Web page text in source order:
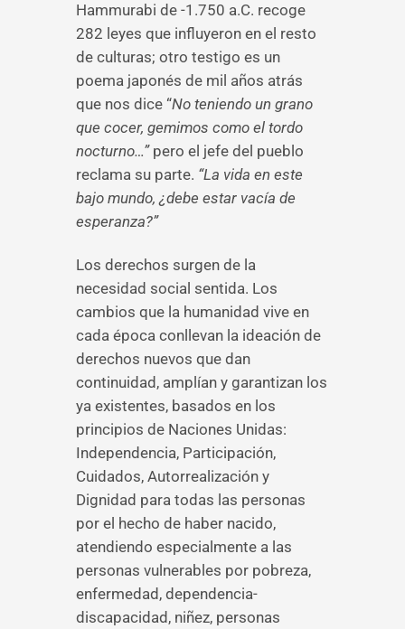
Hammurabi de -1.750 a.C. recoge
282 leyes que influyeron en el resto
de culturas; otro testigo es un
poema japonés de mil años atrás
que nos dice “No teniendo un grano
que cocer, gemimos como el tordo
nocturno…”pero el jefe del pueblo
reclama su parte. “La vida en este
bajo mundo, ¿debe estar vacía de
esperanza?”
Los derechos surgen de la
necesidad social sentida. Los
cambios que la humanidad vive en
cada época conllevan la ideación de
derechos nuevos que dan
continuidad, amplían y garantizan los
ya existentes, basados en los
principios de Naciones Unidas:
Independencia, Participación,
Cuidados, Autorrealización y
Dignidad para todas las personas
por el hecho de haber nacido,
atendiendo especialmente a las
personas vulnerables por pobreza,
enfermedad, dependencia-
discapacidad, niñez, personas